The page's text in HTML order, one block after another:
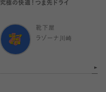
究極の快適！つま先ドライ
靴下屋
ラゾーナ川崎